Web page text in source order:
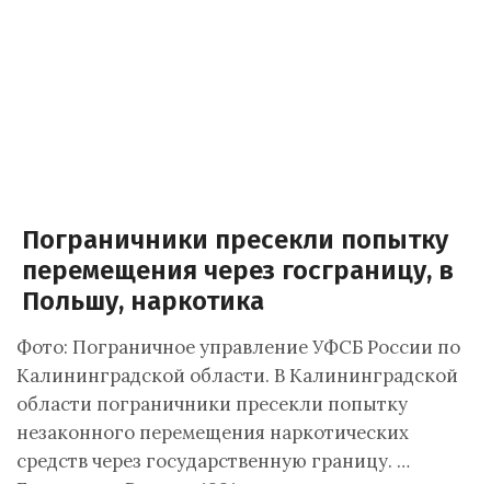
Пограничники пресекли попытку
перемещения через госграницу, в
Польшу, наркотика
Фото: Пограничное управление УФСБ России по
Калининградской области. В Калининградской
области пограничники пресекли попытку
незаконного перемещения наркотических
средств через государственную границу. …